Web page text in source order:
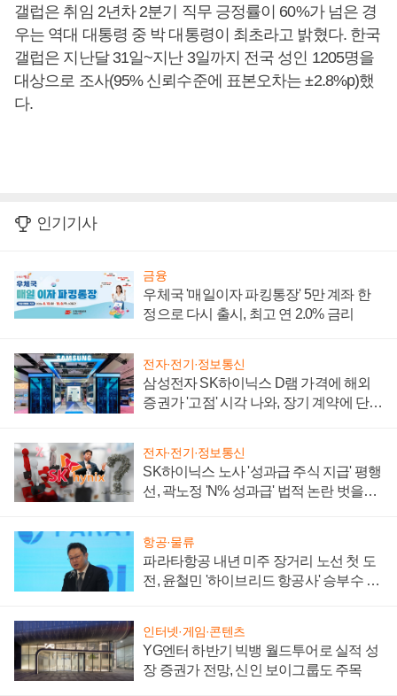
갤럽은 취임 2년차 2분기 직무 긍정률이 60%가 넘은 경
우는 역대 대통령 중 박 대통령이 최초라고 밝혔다. 한국
갤럽은 지난달 31일~지난 3일까지 전국 성인 1205명을
대상으로 조사(95% 신뢰수준에 표본오차는 ±2.8%p)했
다.
인기기사
금융
우체국 '매일이자 파킹통장' 5만 계좌 한
정으로 다시 출시, 최고 연 2.0% 금리
전자·전기·정보통신
삼성전자 SK하이닉스 D램 가격에 해외
증권가 '고점' 시각 나와, 장기 계약에 단점
전자·전기·정보통신
SK하이닉스 노사 '성과급 주식 지급' 평행
선, 곽노정 'N% 성과급' 법적 논란 벗을지
항공·물류
파라타항공 내년 미주 장거리 노선 첫 도
전, 윤철민 '하이브리드 항공사' 승부수 통
인터넷·게임·콘텐츠
YG엔터 하반기 빅뱅 월드투어로 실적 성
장 증권가 전망, 신인 보이그룹도 주목